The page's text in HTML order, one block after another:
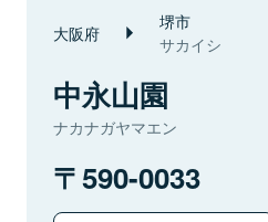
大阪府 堺市
サカイシ
中永山園
ナカナガヤマエン
590-0033